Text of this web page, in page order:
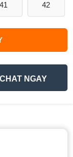
41 42
CHAT NGAY